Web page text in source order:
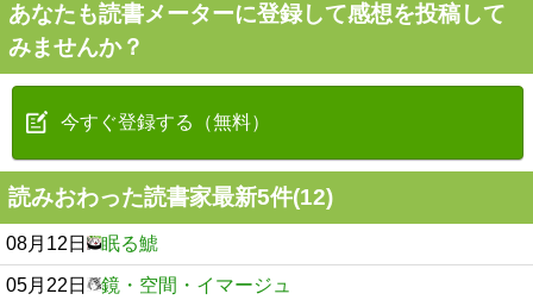
あなたも読書メーターに登録して感想を投稿して
みませんか？
今すぐ登録する（無料）
読みおわった読書家最新5件(12)
08月12日 眠る鯱
05月22日 鏡・空間・イマージュ